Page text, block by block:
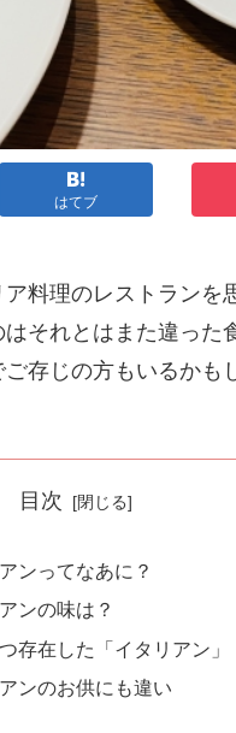
はてブ
料理のレストランを
それとはまた違った
存じの方もいるかも
目次
ンってなあに？
ンの味は？
存在した「イタリアン」
ンのお供にも違い